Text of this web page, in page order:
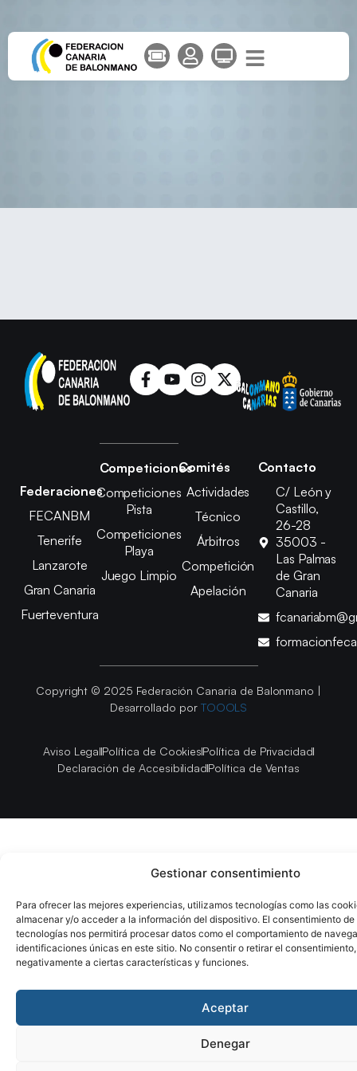
Gestionar consentimiento
Para ofrecer las mejores experiencias, utilizamos tecnologías como las
almacenar y/o acceder a la información del dispositivo. El consentimiento de
tecnologías nos permitirá procesar datos como el comportamiento de
identificaciones únicas en este sitio. No consentir o retirar el
negativamente a ciertas características y funciones.
Aceptar
Denegar
Federaciones
FECANBM
Tenerife
Lanzarote
Gran Canaria
Fuerteventura
Competiciones
Competiciones
Pista
Competiciones
Playa
Juego Limpio
Comités
Actividades
Técnico
Árbitros
Competición
Apelación
Contacto
C/ León y
Castillo,
26-28
35003 -
Las Palmas
de Gran
Canaria
Copyright © 2025 Federación Canaria de Balonmano |
Desarrollado por TOOOLS
Aviso LegalPolítica de CookiesPolítica de Privacidad
Declaración de AccesibilidadPolítica de Ventas